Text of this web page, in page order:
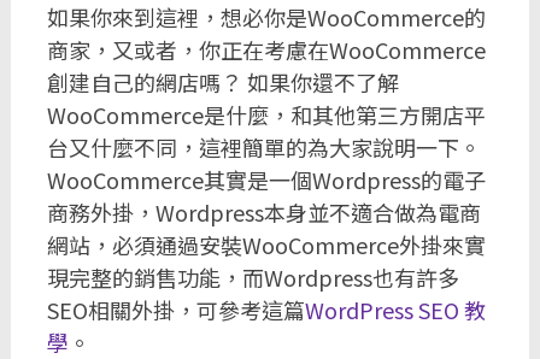
如果你來到這裡，想必你是WooCommerce的
商家，又或者，你正在考慮在WooCommerce
創建自己的網店嗎？ 如果你還不了解
WooCommerce是什麼，和其他第三方開店平
台又什麼不同，這裡簡單的為大家說明一下。
WooCommerce其實是一個Wordpress的電子
商務外掛，Wordpress本身並不適合做為電商
網站，必須通過安裝WooCommerce外掛來實
現完整的銷售功能，而Wordpress也有許多
SEO相關外掛，可參考這篇WordPress SEO 教
學 。